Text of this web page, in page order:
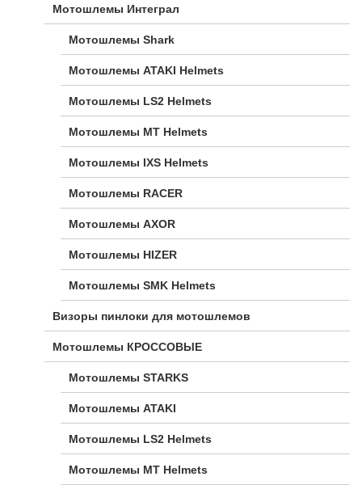
Мотошлемы Интеграл
Мотошлемы Shark
Мотошлемы ATAKI Helmets
Мотошлемы LS2 Helmets
Мотошлемы MT Helmets
Мотошлемы IXS Helmets
Мотошлемы RACER
Мотошлемы AXOR
Мотошлемы HIZER
Мотошлемы SMK Helmets
Визоры пинлоки для мотошлемов
Мотошлемы КРОССОВЫЕ
Мотошлемы STARKS
Мотошлемы ATAKI
Мотошлемы LS2 Helmets
Мотошлемы MT Helmets